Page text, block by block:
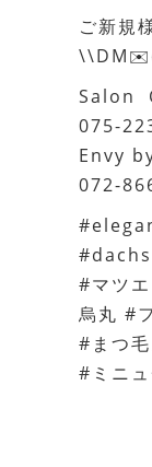
ご新規
Salon
075-
Envy
072-
#マツ
烏丸 #
#まつ
#ミニ